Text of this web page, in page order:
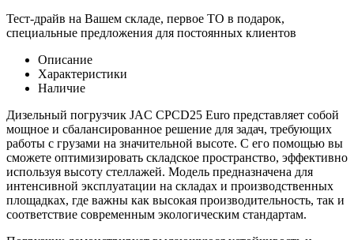
Тест-драйв на Вашем складе, первое ТО в подарок,
специальные предложения для постоянных клиентов
Описание
Характеристики
Наличие
Дизельный погрузчик JAC CPCD25 Euro представляет собой
мощное и сбалансированное решение для задач, требующих
работы с грузами на значительной высоте. С его помощью вы
сможете оптимизировать складское пространство, эффективно
используя высоту стеллажей. Модель предназначена для
интенсивной эксплуатации на складах и производственных
площадках, где важны как высокая производительность, так и
соответствие современным экологическим стандартам.